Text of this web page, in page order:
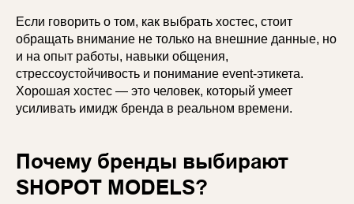
Если говорить о том, как выбрать хостес, стоит
обращать внимание не только на внешние данные, но
и на опыт работы, навыки общения,
стрессоустойчивость и понимание event-этикета.
Хорошая хостес — это человек, который умеет
усиливать имидж бренда в реальном времени.
Почему бренды выбирают
SHOPOT MODELS?